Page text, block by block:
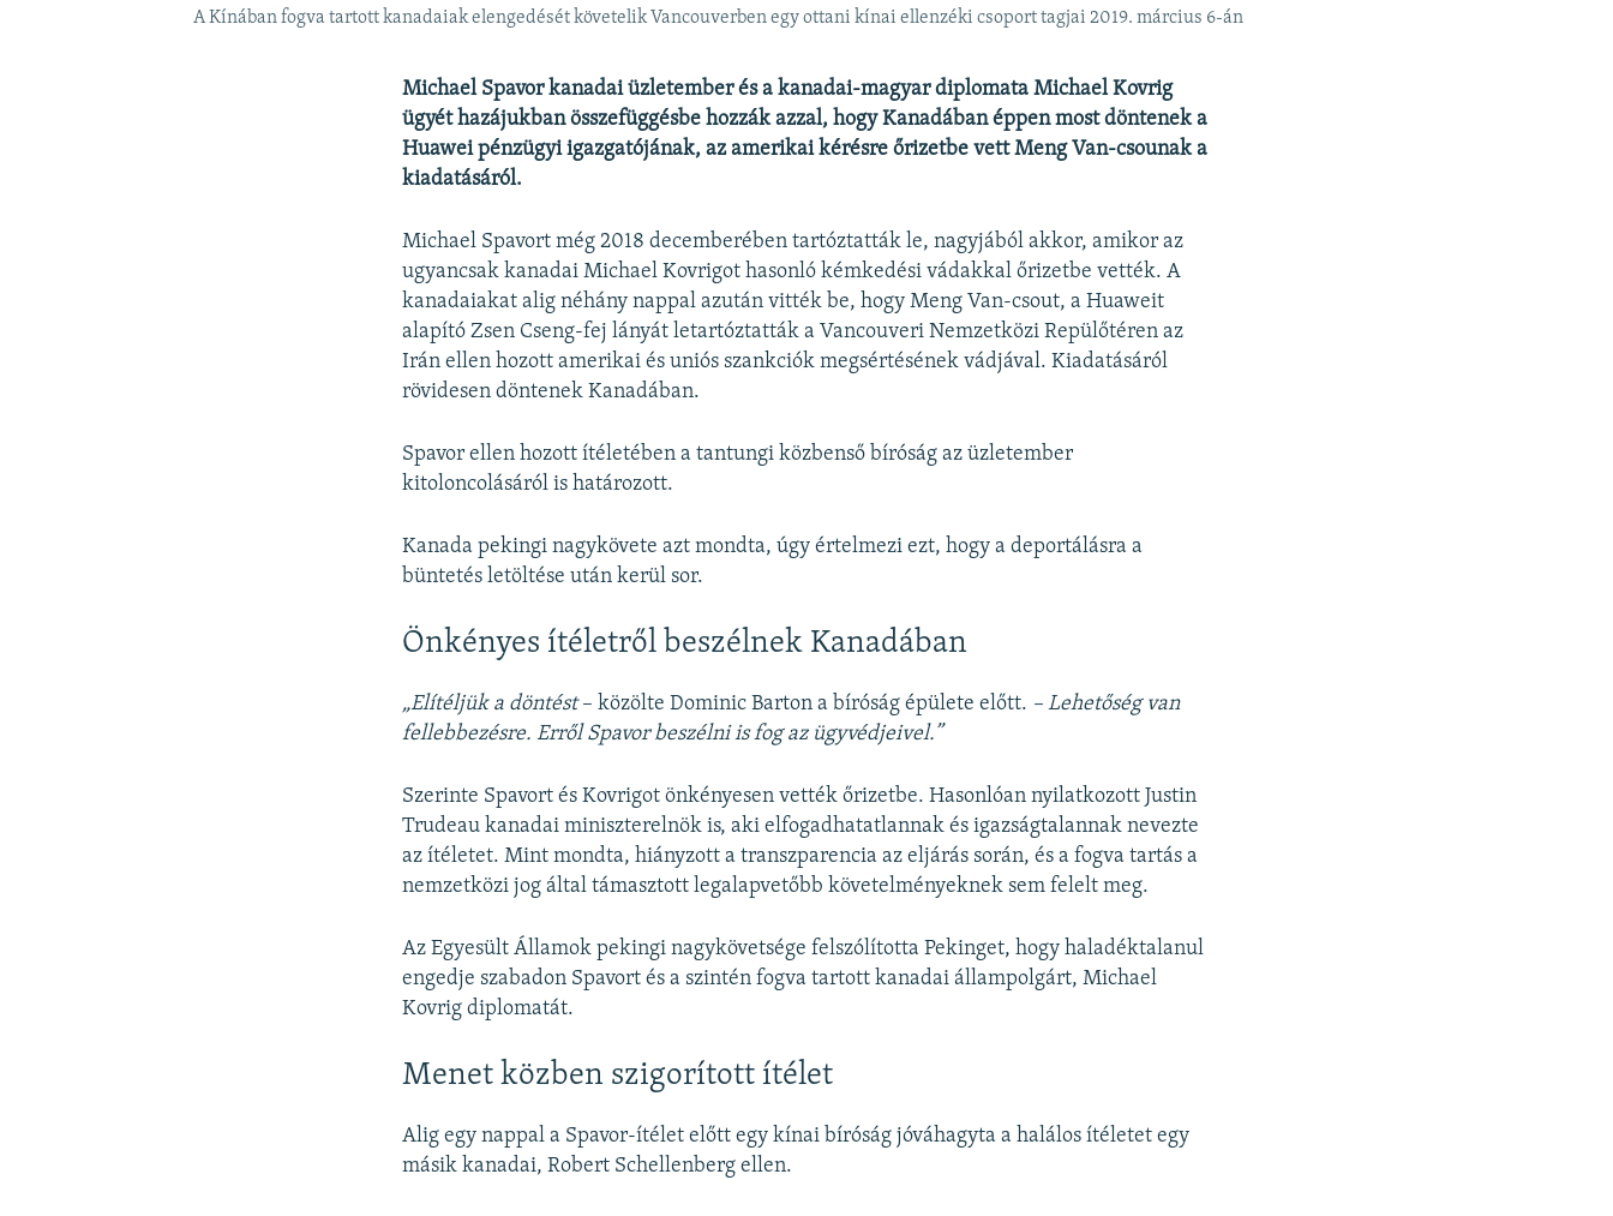
A Kínában fogva tartott kanadaiak elengedését követelik Vancouverben egy ottani kínai ellenzéki csoport tagjai 2019. március 6-án
Michael Spavor kanadai üzletember és a kanadai-magyar diplomata Michael Kovrig
ügyét hazájukban összefüggésbe hozzák azzal, hogy Kanadában éppen most döntenek a
Huawei pénzügyi igazgatójának, az amerikai kérésre őrizetbe vett Meng Van-csounak a
kiadatásáról.
Michael Spavort még 2018 decemberében tartóztatták le, nagyjából akkor, amikor az
ugyancsak kanadai Michael Kovrigot hasonló kémkedési vádakkal őrizetbe vették. A
kanadaiakat alig néhány nappal azután vitték be, hogy Meng Van-csout, a Huaweit
alapító Zsen Cseng-fej lányát letartóztatták a Vancouveri Nemzetközi Repülőtéren az
Irán ellen hozott amerikai és uniós szankciók megsértésének vádjával. Kiadatásáról
rövidesen döntenek Kanadában.
Spavor ellen hozott ítéletében a tantungi közbenső bíróság az üzletember
kitoloncolásáról is határozott.
Kanada pekingi nagykövete azt mondta, úgy értelmezi ezt, hogy a deportálásra a
büntetés letöltése után kerül sor.
Önkényes ítéletről beszélnek Kanadában
„Elítéljük a döntést– közölte Dominic Barton a bíróság épülete előtt. – Lehetőség van
fellebbezésre. Erről Spavor beszélni is fog az ügyvédjeivel.”
Szerinte Spavort és Kovrigot önkényesen vették őrizetbe. Hasonlóan nyilatkozott Justin
Trudeau kanadai miniszterelnök is, aki elfogadhatatlannak és igazságtalannak nevezte
az ítéletet. Mint mondta, hiányzott a transzparencia az eljárás során, és a fogva tartás a
nemzetközi jog által támasztott legalapvetőbb követelményeknek sem felelt meg.
Az Egyesült Államok pekingi nagykövetsége felszólította Pekinget, hogy haladéktalanul
engedje szabadon Spavort és a szintén fogva tartott kanadai állampolgárt, Michael
Kovrig diplomatát.
Menet közben szigorított ítélet
Alig egy nappal a Spavor-ítélet előtt egy kínai bíróság jóváhagyta a halálos ítéletet egy
másik kanadai, Robert Schellenberg ellen.